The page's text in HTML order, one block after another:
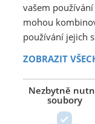
tvaru "CTU
9033320 je 20 Kč vč.
vašem
mohou
používání jejich
ZOBRAZIT
Nezbytně
soubory